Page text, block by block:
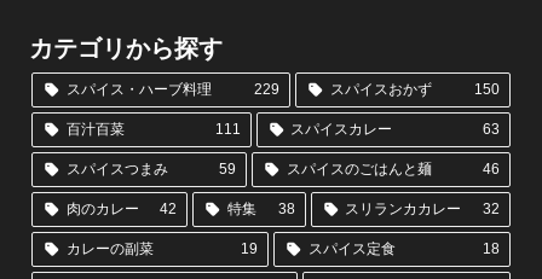
カテゴリから探す
スパイス・ハーブ料理 229 スパイスおかず 150
百汁百菜 111 スパイスカレー 63
スパイスつまみ 59 スパイスのごはんと麺 46
肉のカレー 42 特集 38 スリランカカレー 32
カレーの副菜 19 スパイス定食 18